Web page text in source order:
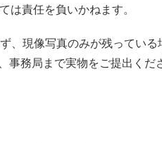
は責任を負いかねます。
、現像写真のみが残ってい
事務局まで実物をご提出く